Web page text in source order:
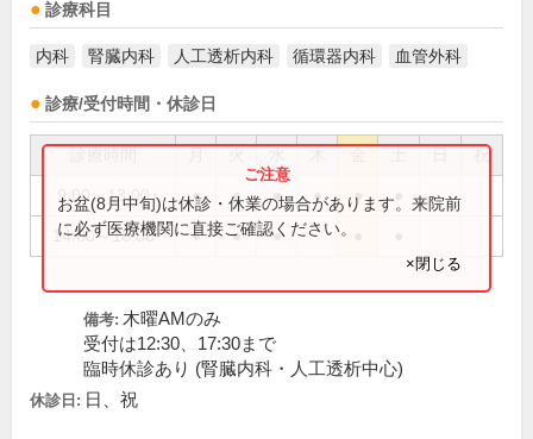
診療科目
内科 腎臓内科 人工透析内科 循環器内科 血管外科
診療/受付時間・休診日
祝
9:00～13:00 ● ● ● ● ●
14:00～18:00 ● ● ●
お盆(8月中旬)は休診・休業の場合があります。来院前
に必ず医療機関に直接ご確認ください。
×閉じる
備考: 木曜AMのみ
受付は12:30、17:30まで
臨時休診あり (腎臓内科・人工透析中心)
休診日: 日、祝